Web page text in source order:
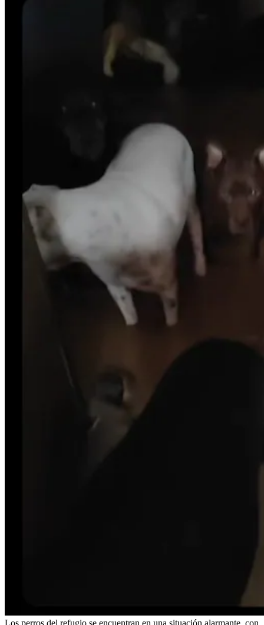
Los perros del refugio se encuentran en una situación alarmante, con